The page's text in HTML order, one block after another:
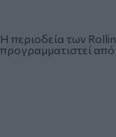
Η περιοδεία των
προγραμματιστεί από